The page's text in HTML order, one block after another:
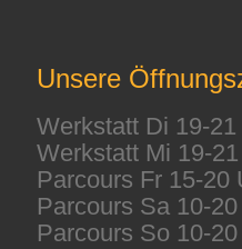
Unsere
Werkstatt Di 19-21
Werkstatt Mi 19-
Parcours Fr 15-20
Parcours Sa 10-
Parcours So 10-